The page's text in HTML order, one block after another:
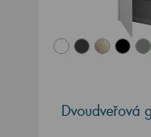
Dvoudveřová